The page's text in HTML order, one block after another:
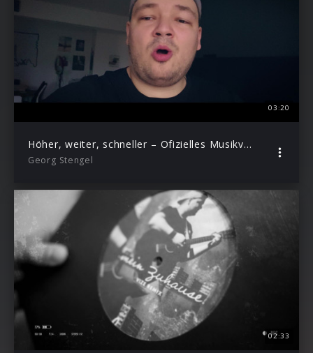
03:20
Höher, weiter, schneller – Ofizielles Musikvideo
Georg Stengel
02:33